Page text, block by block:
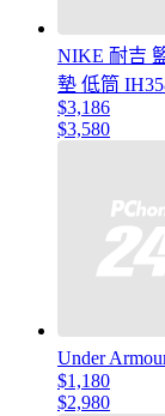
NIKE 耐吉
墊 低筒
$3,186
$3,580
Under
$1,180
$2,980